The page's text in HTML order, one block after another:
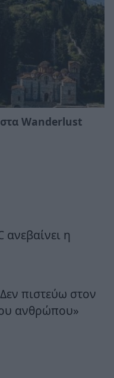
Wanderlust
η
πιστεύω στον
ανθρώπου»